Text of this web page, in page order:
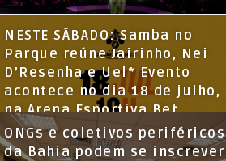
NESTE SÁBADO: Samba no
Parque reúne Jairinho, Nei
D’Resenha e Uel* Evento
acontece no dia 18 de julho,
na Arena Esportiva Bet
Parque Santiago
ONGs e coletivos periféricos
da Bahia podem se inscrever